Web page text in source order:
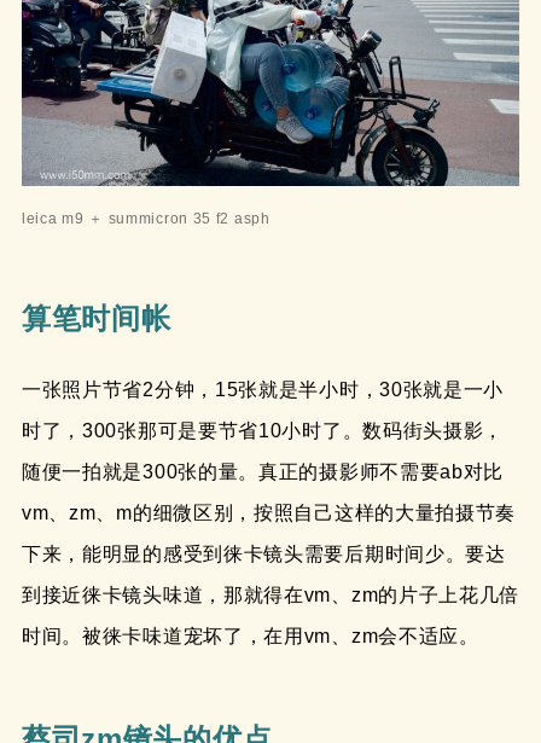
leica m9 ＋ summicron 35 f2 asph
算笔时间帐
一张照片节省2分钟，15张就是半小时，30张就是一小
时了，300张那可是要节省10小时了。数码街头摄影，
随便一拍就是300张的量。真正的摄影师不需要ab对比
vm、zm、m的细微区别，按照自己这样的大量拍摄节奏
下来，能明显的感受到徕卡镜头需要后期时间少。要达
到接近徕卡镜头味道，那就得在vm、zm的片子上花几倍
时间。被徕卡味道宠坏了，在用vm、zm会不适应。